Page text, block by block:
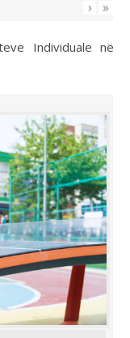
› »
Individuale në